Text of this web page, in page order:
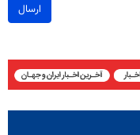
ارسال